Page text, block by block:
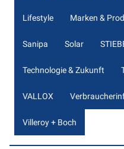
Lifestyle Marken &
Sanipa Solar
Technologie & Zukunft
VALLOX
Villeroy + Boch